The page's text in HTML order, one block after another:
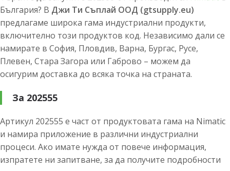
България? В Джи Ти Съплай ООД (gtsupply.eu)
предлагаме широка гама индустриални продукти,
включително този продуктов код. Независимо дали се
намирате в София, Пловдив, Варна, Бургас, Русе,
Плевен, Стара Загора или Габрово – можем да
осигурим доставка до всяка точка на страната.
За 202555
Артикул 202555 е част от продуктовата гама на Nimatic
и намира приложение в различни индустриални
процеси. Ако имате нужда от повече информация,
изпратете ни запитване, за да получите подробности